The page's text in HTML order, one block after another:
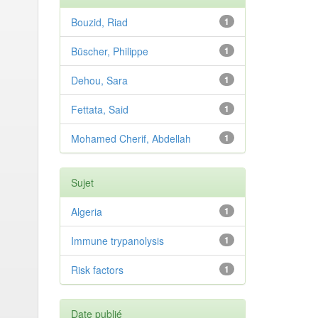
1
Bouzid, Riad
1
Büscher, Philippe
1
Dehou, Sara
1
Fettata, Said
1
Mohamed Cherif, Abdellah
Sujet
1
Algeria
1
Immune trypanolysis
1
Risk factors
Date publié